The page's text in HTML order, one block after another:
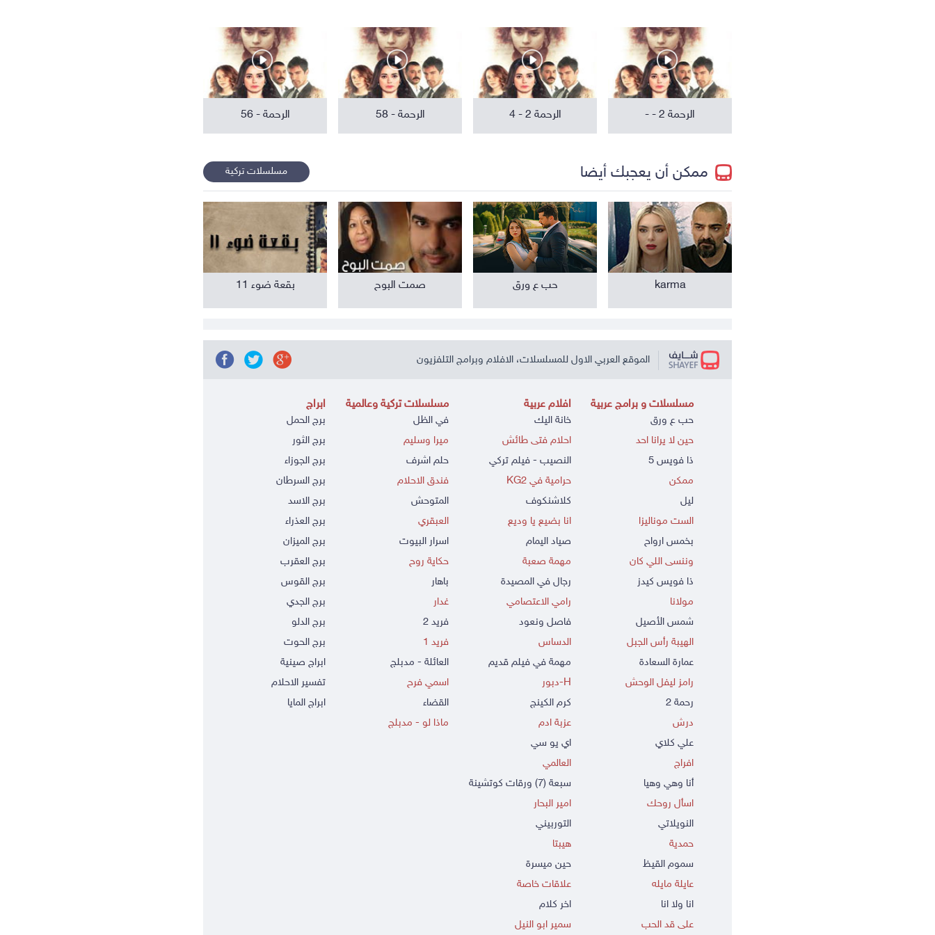
الرحمة 2 - - الرحمة 2 - 4 الرحمة - 58 الرحمة - 56
ممكن أن يعجبك أيضا مسلسلات تركية
karma حب ع ورق صمت البوح بقعة ضوء 11
الموقع العربي الاول للمسلسلات، الافلام وبرامج التلفزيون
مسلسلات و برامج عربية
حب ع ورق
حين لا يرانا احد
ذا فويس 5
ممكن
ليل
الست موناليزا
بخمس ارواح
وننسى اللي كان
ذا فويس كيدز
مولانا
شمس الأصيل
الهيبة رأس الجبل
عمارة السعادة
رامز ليفل الوحش
رحمة 2
درش
علي كلاي
افراج
أنا وهي وهيا
اسأل روحك
النويلاتي
حمدية
سموم القيظ
عايلة مايله
انا ولا انا
على قد الحب
افلام عربية
خانة اليك
احلام فتى طائش
النصيب - فيلم تركي
حرامية في KG2
كلاشنكوف
انا بضيع يا وديع
صياد اليمام
مهمة صعبة
رجال في المصيدة
رامي الاعتصامي
فاصل ونعود
الدساس
مهمة في فيلم قديم
H-دبور
كرم الكينج
عزبة ادم
اي يو سي
العالمي
سبعة (7) ورقات كوتشينة
امير البحار
التوربيني
هيبتا
حين ميسرة
علاقات خاصة
اخر كلام
سمير ابو النيل
مسلسلات تركية وعالمية
في الظل
ميرا وسليم
حلم اشرف
فندق الاحلام
المتوحش
العبقري
اسرار البيوت
حكاية روح
باهار
غدار
فريد 2
فريد 1
العائلة - مدبلج
اسمي فرح
القضاء
ماذا لو - مدبلج
ابراج
برج الحمل
برج الثور
برج الجوزاء
برج السرطان
برج الاسد
برج العذراء
برج الميزان
برج العقرب
برج القوس
برج الجدي
برج الدلو
برج الحوت
ابراج صينية
تفسير الاحلام
ابراج المايا